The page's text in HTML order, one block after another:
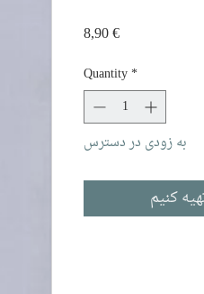
8,90 €Price
Quantity*
به زودی در دسترس
کنیم